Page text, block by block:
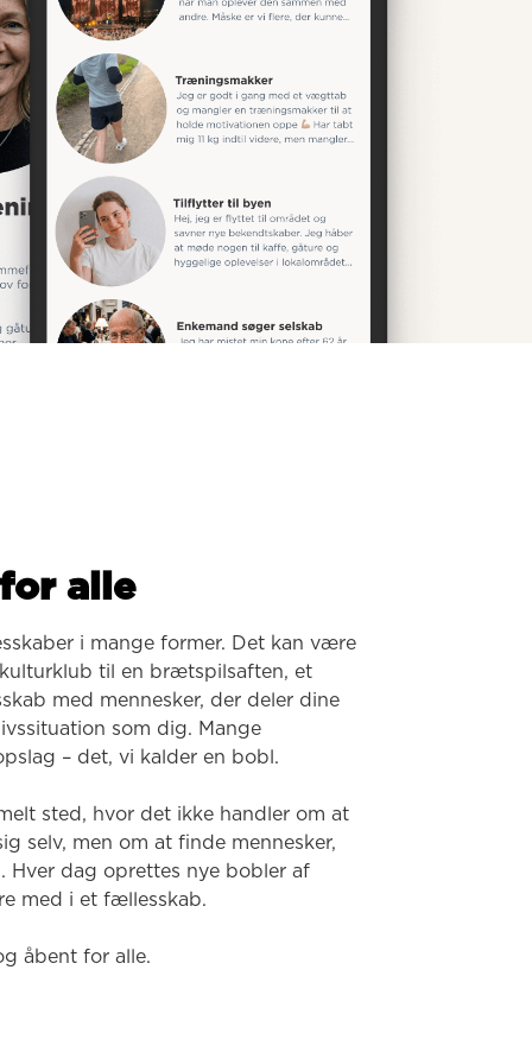
alle
i mange former. Det kan være
til en brætspilsaften, et
med mennesker, der deler dine
som dig. Mange
– det, vi kalder en bobl.
sted, hvor det ikke handler om at
selv, men om at finde mennesker,
dag oprettes nye bobler af
med i et fællesskab.
åbent for alle.